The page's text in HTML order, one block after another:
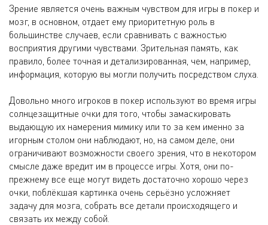
Зрение является очень важным чувством для игры в покер и
мозг, в основном, отдает ему приоритетную роль в
большинстве случаев, если сравнивать с важностью
восприятия другими чувствами. Зрительная память, как
правило, более точная и детализированная, чем, например,
информация, которую вы могли получить посредством слуха.
Довольно много игроков в покер используют во время игры
солнцезащитные очки для того, чтобы замаскировать
выдающую их намерения мимику или то за кем именно за
игорным столом они наблюдают, но, на самом деле, они
ограничивают возможности своего зрения, что в некотором
смысле даже вредит им в процессе игры. Хотя, они по-
прежнему все еще могут видеть достаточно хорошо через
очки, поблёкшая картинка очень серьёзно усложняет
задачу для мозга, собрать все детали происходящего и
связать их между собой.